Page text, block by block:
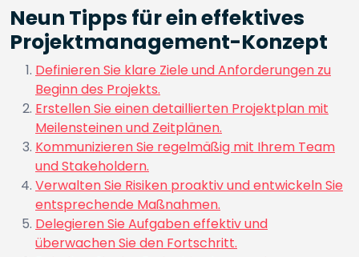
Neun Tipps für ein effektives
Projektmanagement-Konzept
Definieren Sie klare Ziele und Anforderungen zu
Beginn des Projekts.
Erstellen Sie einen detaillierten Projektplan mit
Meilensteinen und Zeitplänen.
Kommunizieren Sie regelmäßig mit Ihrem Team
und Stakeholdern.
Verwalten Sie Risiken proaktiv und entwickeln Sie
entsprechende Maßnahmen.
Delegieren Sie Aufgaben effektiv und
überwachen Sie den Fortschritt.